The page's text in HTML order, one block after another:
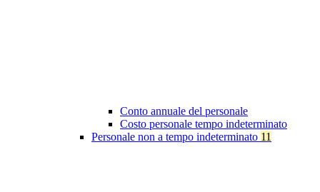
Conto annuale del personale
Costo personale tempo indeterminato
Personale non a tempo indeterminato 11